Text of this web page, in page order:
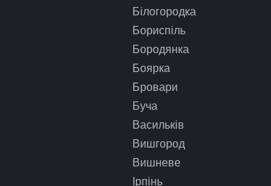
Білогородка
Бориспіль
Бородянка
Боярка
Бровари
Буча
Васильків
Вишгород
Вишневе
Ірпінь